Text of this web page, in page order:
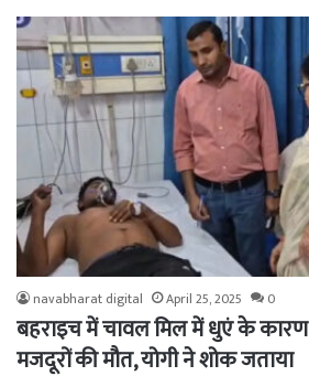
navabharat digital April 25, 2025 0
बहराइच में चावल मिल में धुएं के
मजदूरों की मौत, योगी ने शोक जताया